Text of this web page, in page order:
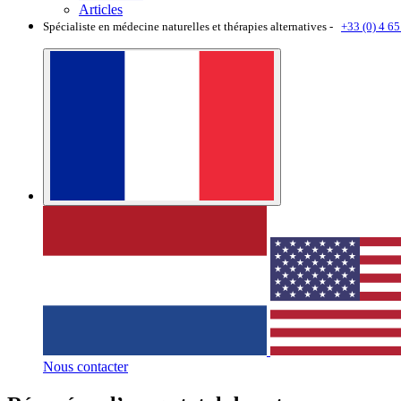
Articles
Spécialiste en médecine naturelles et thérapies alternatives - +33 (0) 4
Nous contacter